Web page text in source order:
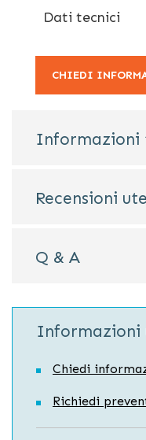
Dati tecnici
CHIEDI
Informazioni
Recensioni
Q & A
Informazioni
Chiedi
Richiedi